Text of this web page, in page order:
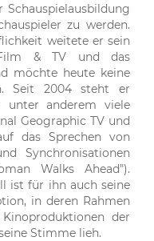
Schauspielausbildung
zu werden.
weitete er sein
& TV und das
möchte heute keine
Seit 2004 steht er
unter anderem viele
Geographic TV und
das Sprechen von
Synchronisationen
Walks Ahead").
ist für ihn auch seine
in deren Rahmen
der
Stimme lieh.